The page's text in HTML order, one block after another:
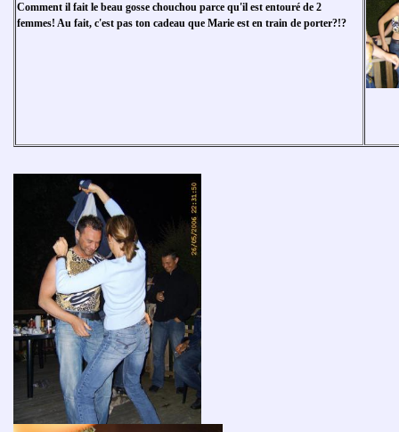
Comment il fait le beau gosse chouchou parce qu'il est entouré de 2
femmes! Au fait, c'est pas ton cadeau que Marie est en train de porter?!?